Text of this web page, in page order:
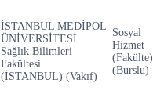
İSTANBUL MEDİPOL
ÜNİVERSİTESİ
Sağlık Bilimleri
Fakültesi
(İSTANBUL) (Vakıf)
Sosyal
Hizmet
(Fakülte)
(Burslu)